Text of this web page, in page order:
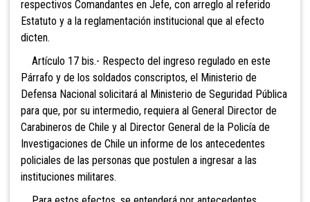
respectivos Comandantes en Jefe, con arreglo al referido
Estatuto y a la reglamentación institucional que al efecto
dicten.
Artículo 17 bis.- Respecto del ingreso regulado en este
Párrafo y de los soldados conscriptos, el Ministerio de
Defensa Nacional solicitará al Ministerio de Seguridad Pública
para que, por su intermedio, requiera al General Director de
Carabineros de Chile y al Director General de la Policía de
Investigaciones de Chile un informe de los antecedentes
policiales de las personas que postulen a ingresar a las
instituciones militares.